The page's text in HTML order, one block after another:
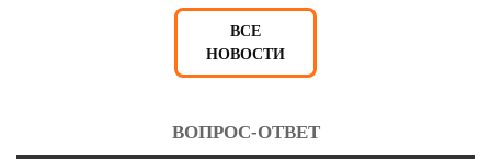
ВСЕ
НОВОСТИ
ВОПРОС-ОТВЕТ